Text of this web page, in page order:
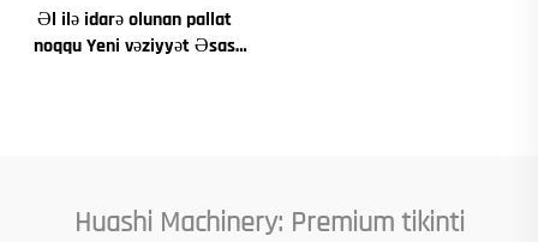
Əl ilə idarə olunan pallat
noqqu Yeni vəziyyət Əsas
Huashi Machinery: Premium tikinti